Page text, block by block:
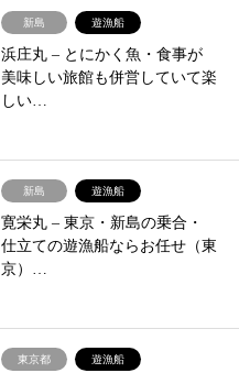
新島 遊漁船
浜庄丸 – ​とにかく魚・食事が
美味しい旅館も併営していて楽
しい…
新島 遊漁船
寛栄丸 – ​東京・新島の乗合・
仕立ての遊漁船ならお任せ（東
京）…
東京都 遊漁船